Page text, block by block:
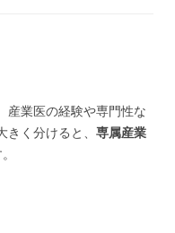
産業医の経験や専門性な
く分けると、 専属産業